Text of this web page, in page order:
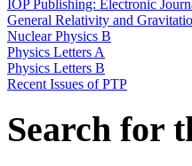
IOP Publishing: Electronic
General Relativity and
Nuclear Physics B
Physics Letters A
Physics Letters B
Recent Issues of PTP
Search for